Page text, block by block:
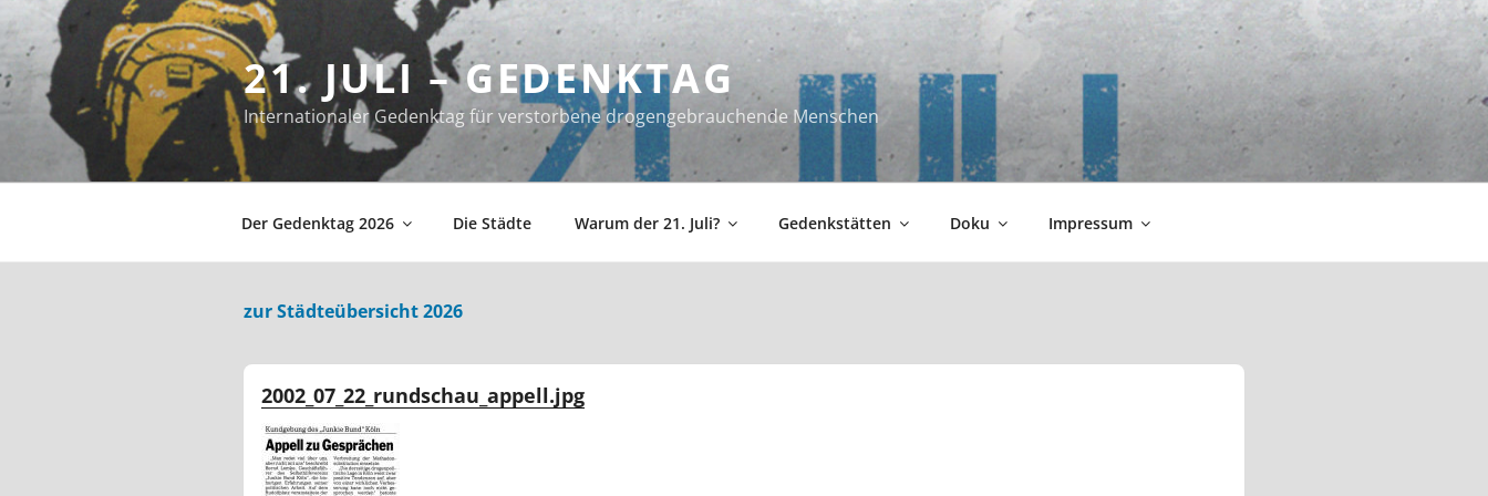
Inhalt
springen
21. JULI – GEDENKTAG
Internationaler Gedenktag für verstorbene drogengebrauchende Menschen
Der Gedenktag 2026 Die Städte Warum der 21. Juli? Gedenkstätten Doku Impressum
zur Städteübersicht 2026
2002_07_22_rundschau_appell.jpg